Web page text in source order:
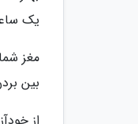
یک
مغز
بین